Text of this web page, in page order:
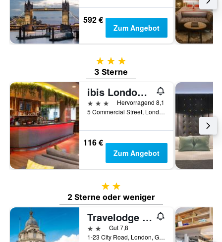
592 €
Zum Angebot
3 Sterne
3 Sterne
ibis London City - Shoreditch
3 Sterne
Hervorragend 8,1
5 Commercial Street, London, Großbritannien
116 €
Zum Angebot
2 Sterne
2 Sterne oder weniger
Travelodge London City Road
2 SterneGut 7,8
1-23 City Road, London, Großbritannien